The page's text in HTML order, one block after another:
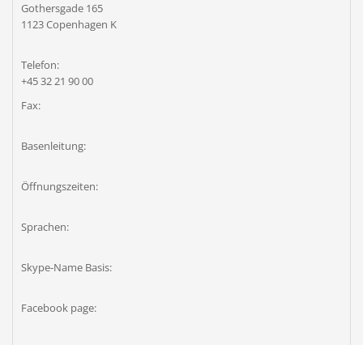
Gothersgade 165
1123 Copenhagen K
Telefon:
+45 32 21 90 00
Fax:
Basenleitung:
Öffnungszeiten:
Sprachen:
Skype-Name Basis:
Facebook page: